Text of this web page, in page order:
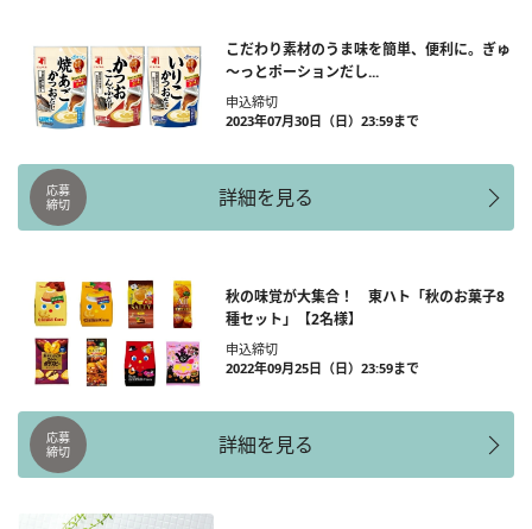
こだわり素材のうま味を簡単、便利に。ぎゅ
～っとポーションだし...
申込締切
2023年07月30日（日）23:59まで
詳細を見る
応募
締切
秋の味覚が大集合！ 東ハト「秋のお菓子8
種セット」【2名様】
申込締切
2022年09月25日（日）23:59まで
詳細を見る
応募
締切